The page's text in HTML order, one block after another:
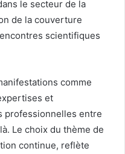
le secteur de la
de la couverture
scientifiques
comme
et
professionnelles entre
Le choix du thème de
continue, reflète